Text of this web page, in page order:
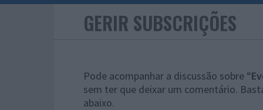
GERIR SUBSCRIÇÕES
Pode acompanhar a discussão sobre “
sem ter que deixar um comentário.
abaixo.